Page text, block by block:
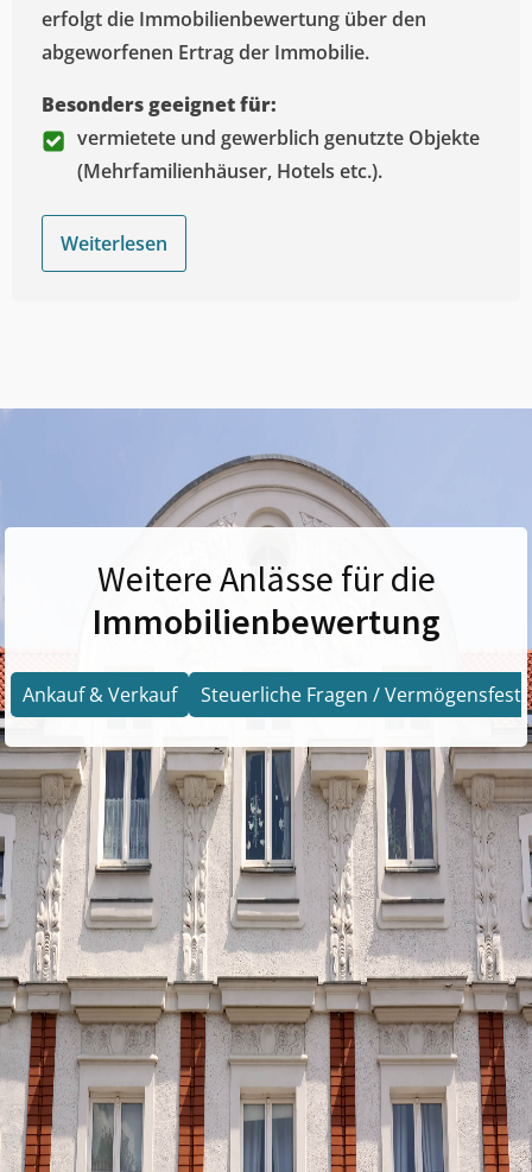
erfolgt die Immobilienbewertung über den
abgeworfenen Ertrag der Immobilie.
Besonders geeignet für:
vermietete und gewerblich genutzte Objekte
(Mehrfamilienhäuser, Hotels etc.).
Weiterlesen
Weitere Anlässe für die
Immobilienbewertung
Ankauf & Verkauf Steuerliche Fragen /